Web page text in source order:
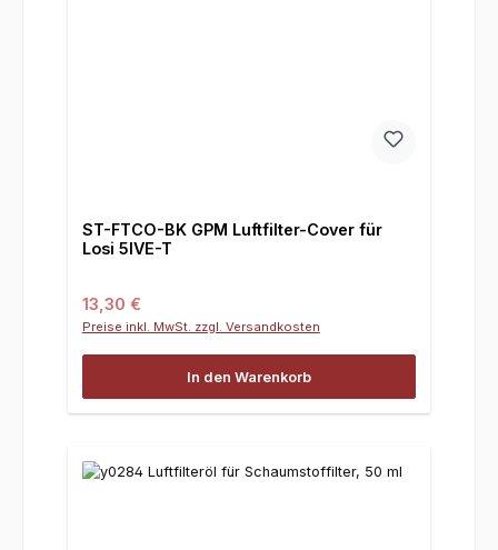
ST-FTCO-BK GPM Luftfilter-Cover für
Losi 5IVE-T
Regulärer Preis:
13,30 €
Preise inkl. MwSt. zzgl. Versandkosten
In den Warenkorb